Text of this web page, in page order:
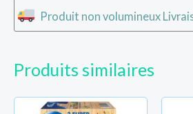
Produit non volumineux
Produits similaires